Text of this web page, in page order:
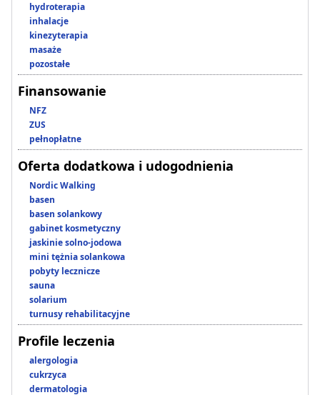
hydroterapia
inhalacje
kinezyterapia
masaże
pozostałe
Finansowanie
NFZ
ZUS
pełnopłatne
Oferta dodatkowa i udogodnienia
Nordic Walking
basen
basen solankowy
gabinet kosmetyczny
jaskinie solno-jodowa
mini tężnia solankowa
pobyty lecznicze
sauna
solarium
turnusy rehabilitacyjne
Profile leczenia
alergologia
cukrzyca
dermatologia